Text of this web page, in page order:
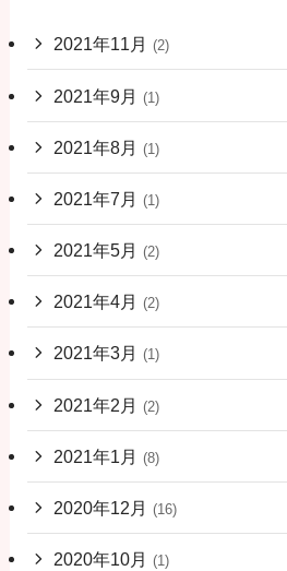
2021年11月 (2)
2021年9月 (1)
2021年8月 (1)
2021年7月 (1)
2021年5月 (2)
2021年4月 (2)
2021年3月 (1)
2021年2月 (2)
2021年1月 (8)
2020年12月 (16)
2020年10月 (1)